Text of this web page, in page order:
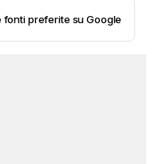
fonti preferite su Google